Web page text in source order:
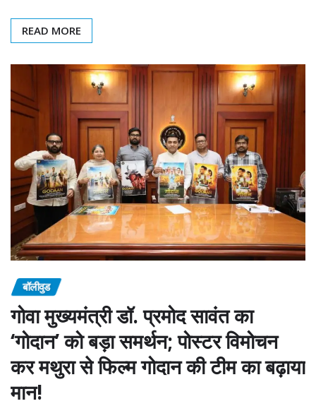
READ MORE
बॉलीवुड
गोवा मुख्यमंत्री डॉ. प्रमोद सावंत का
‘गोदान’ को बड़ा समर्थन; पोस्टर विमोचन
कर मथुरा से फिल्म गोदान की टीम का बढ़ाया
मान!